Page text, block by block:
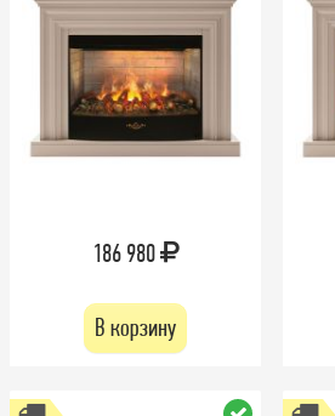
186 980
В корзину